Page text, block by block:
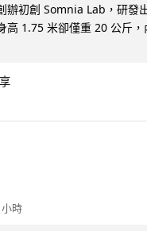
辦初創 Somnia Lab，研發
高 1.75 米卻僅重 20 公斤
時